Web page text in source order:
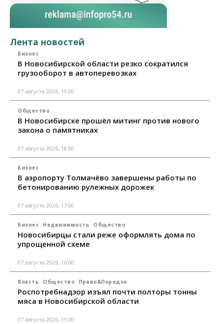
Лента новостей
Бизнес
В Новосибирской области резко сократился
грузооборот в автоперевозках
07 августа 2026, 19:00
Общество
В Новосибирске прошёл митинг против нового
закона о памятниках
07 августа 2026, 18:00
Бизнес
В аэропорту Толмачёво завершены работы по
бетонированию рулежных дорожек
07 августа 2026, 17:00
Бизнес Недвижимость Общество
Новосибирцы стали реже оформлять дома по
упрощенной схеме
07 августа 2026, 16:00
Власть Общество Право&Порядок
Роспотребнадзор изъял почти полторы тонны
мяса в Новосибирской области
07 августа 2026, 15:00